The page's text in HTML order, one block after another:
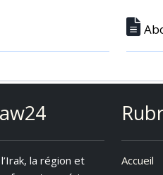
la région et
Accueil